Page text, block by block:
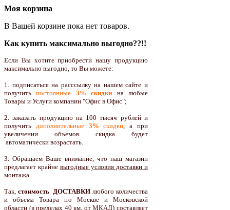
Моя корзина
В Вашей корзине пока нет товаров.
Как купить максимально выгодно??!!
Если Вы хотите приобрести нашу продукцию
максимально выгодно, то Вы можете:
1. подписаться на расссылку на нашем сайте и
получитьпостоянные 3% скидки на любые
Товары и Услуги компании "Офис в Офис";
2. заказать продукцию на 100 тысяч рублей и
получить дополнительные3% скидки, а при
увеличении объемов скидка будет
автоматически возрастать.
3. Обращаем Ваше внимание, что наш магазин
предлагает крайне выгодные условия доставки и
монтажа.
Так, стоимость ДОСТАВКИлюбого количества
и объема Товара по Москве и Московской
области (в пределах 40 км. от МКАД) составляет